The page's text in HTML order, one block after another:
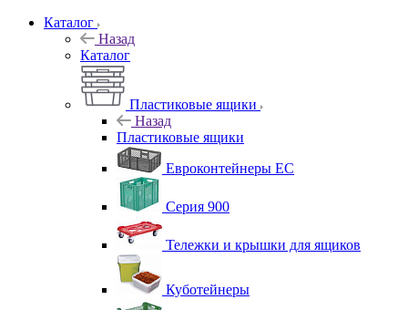
Каталог
Назад
Каталог
Пластиковые ящики
Назад
Пластиковые ящики
Евроконтейнеры ЕС
Серия 900
Тележки и крышки для ящиков
Куботейнеры